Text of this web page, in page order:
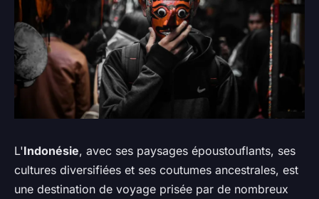
L'Indonésie, avec ses paysages époustouflants, ses
cultures diversifiées et ses coutumes ancestrales, est
une destination de voyage prisée par de nombreux